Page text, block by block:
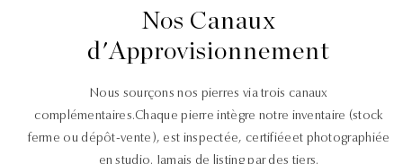
Nos Canaux
d'Approvisionnement
Nous sourçons nos pierres via trois canaux
complémentaires.Chaque pierre intègre notre inventaire (stock
ferme ou dépôt-vente), est inspectée, certifiée et photographiée
en studio. Jamais de listing par des tiers.